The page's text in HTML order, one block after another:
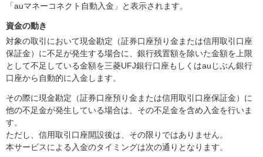
「auマネーコネクト自動入金」と表示されます。
資金の動き
対象の取引において現金勘定（証券口座預り金または信用取引口座
保証金）に不足が発生する場合に、銀行残置額を除いた金額を上限
として不足している金額を三菱UFJ銀行口座もしくはauじぶん銀行
口座から自動的に入金します。
その際に現金勘定（証券口座預り金または信用取引口座保証金）に
他の不足金が発生している場合は、その不足金を含め入金を行いま
す。
ただし、信用取引口座開設後は、その限りではありません。
本サービスによる入金のタイミングは次の通りとなります。